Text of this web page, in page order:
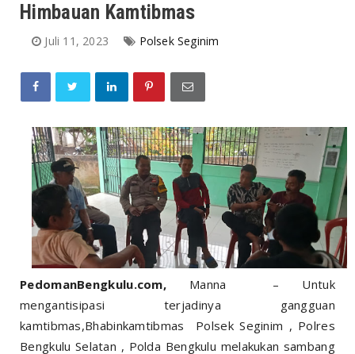
Himbauan Kamtibmas
Juli 11, 2023 Polsek Seginim
PedomanBengkulu.com, Manna – Untuk
mengantisipasi terjadinya gangguan
kamtibmas,Bhabinkamtibmas Polsek Seginim , Polres
Bengkulu Selatan , Polda Bengkulu melakukan sambang